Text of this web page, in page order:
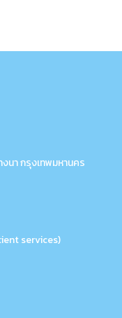
นา กรุงเทพมหานคร
services)